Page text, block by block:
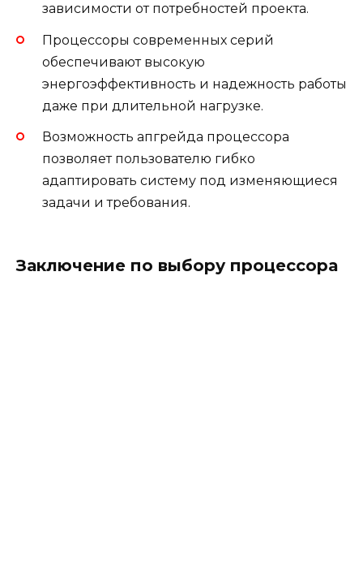
зависимости от потребностей проекта.
Процессоры современных серий
обеспечивают высокую
энергоэффективность и надежность работы
даже при длительной нагрузке.
Возможность апгрейда процессора
позволяет пользователю гибко
адаптировать систему под изменяющиеся
задачи и требования.
Заключение по выбору процессора